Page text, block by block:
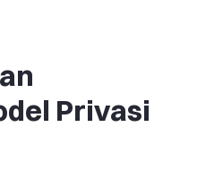
Privasi